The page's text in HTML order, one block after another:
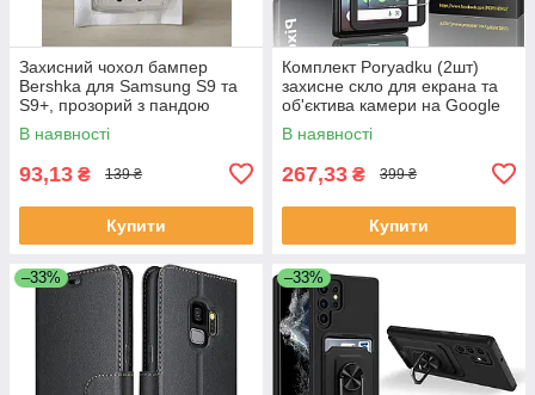
Захисний чохол бампер
Bershka для Samsung S9 та
S9+, прозорий з пандою
В наявності
93,13 ₴ 139 ₴
Купити
Комплект Poryadku (2шт)
захисне скло для екрана та
об'єктива камери на Google
Pixel 6a
В наявності
267,33 ₴ 399 ₴
Купити
–33% –33%